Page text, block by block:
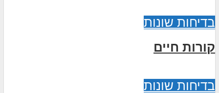
בדיחות שונות
קורות חיים
בדיחות שונות